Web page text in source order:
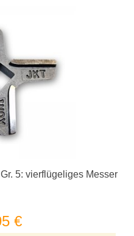
5: vierflügeliges Messer
€